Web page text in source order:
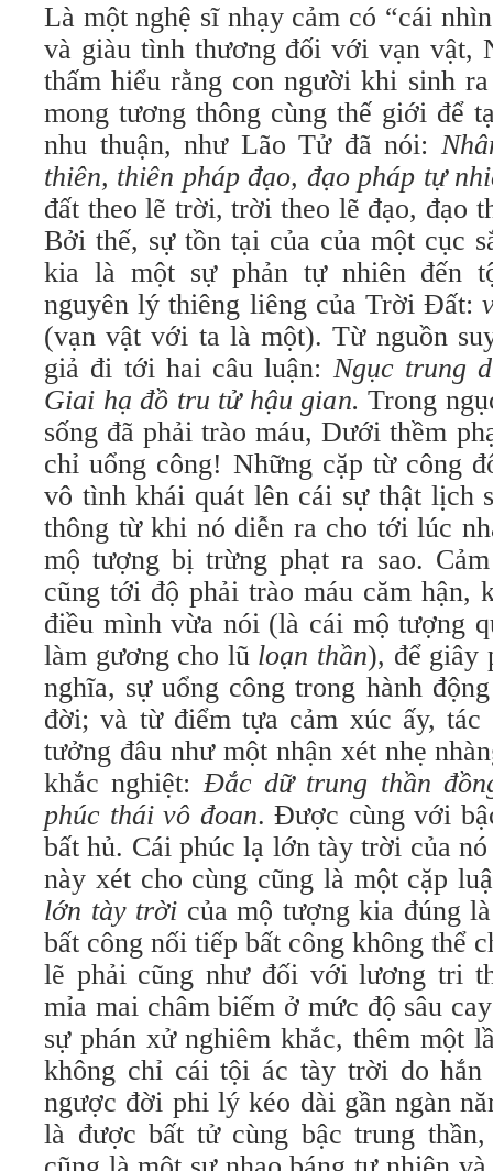
Là một nghệ sĩ nhạy cảm có “cái
và giàu tình thương đối với vạn vật,
thấm hiểu rằng con người khi sinh
mong tương thông cùng thế giới để
nhu thuận, như Lão Tử đã nói:
thiên, thiên pháp đạo, đạo pháp tự
đất theo lẽ trời, trời theo lẽ đạo, đạo
Bởi thế, sự tồn tại của của một cục
kia là một sự phản tự nhiên đến
nguyên lý thiêng liêng của Trời Đất:
(vạn vật với ta là một). Từ nguồn
giả đi tới hai câu luận: Ngục trung
Giai hạ đồ tru tử hậu gian.Trong
sống đã phải trào máu, Dưới thềm
chỉ uổng công! Những cặp từ công
vô tình khái quát lên cái sự thật lịch
thông từ khi nó diễn ra cho tới lúc
mộ tượng bị trừng phạt ra sao.
cũng tới độ phải trào máu căm hận,
điều mình vừa nói (là cái mộ tượng
làm gương cho lũ loạn thần), để giây
nghĩa, sự uổng công trong hành
đời; và từ điểm tựa cảm xúc ấy,
tưởng đâu như một nhận xét nhẹ
khắc nghiệt:Đắc dữ trung thần
phúc thái vô đoan. Được cùng với
bất hủ. Cái phúc lạ lớn tày trời của
này xét cho cùng cũng là một cặp
lớn tày trời của mộ tượng kia đúng
bất công nối tiếp bất công không thể
lẽ phải cũng như đối với lương tri
mỉa mai châm biếm ở mức độ sâu
sự phán xử nghiêm khắc, thêm một
không chỉ cái tội ác tày trời do hắn
ngược đời phi lý kéo dài gần ngàn
là được bất tử cùng bậc trung